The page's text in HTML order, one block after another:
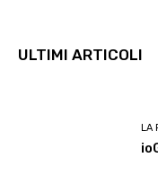
ULTIMI ARTICOLI
LA